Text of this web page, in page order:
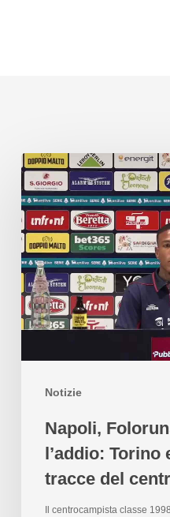
Notizie
Napoli,
l’addio: Torino
tracce del
Il centrocampista classe